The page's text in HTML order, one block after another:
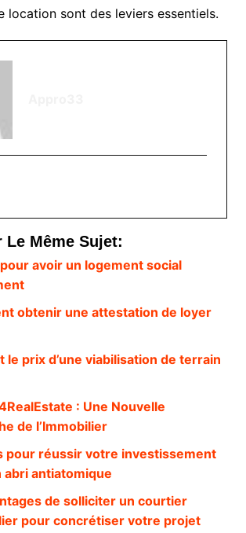
location sont des leviers essentiels.
Même Sujet:
avoir un logement social
obtenir une attestation de loyer
le prix d’une viabilisation de terrain
: Une Nouvelle
de l’Immobilier
pour réussir votre investissement
abri antiatomique
de solliciter un courtier
pour concrétiser votre projet